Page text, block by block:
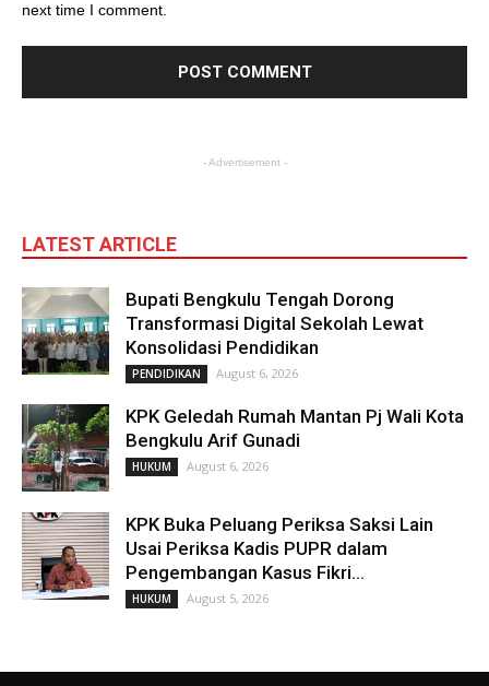
next time I comment.
- Advertisement -
LATEST ARTICLE
Bupati Bengkulu Tengah Dorong
Transformasi Digital Sekolah Lewat
Konsolidasi Pendidikan
PENDIDIKAN August 6, 2026
KPK Geledah Rumah Mantan Pj Wali Kota
Bengkulu Arif Gunadi
HUKUM August 6, 2026
KPK Buka Peluang Periksa Saksi Lain
Usai Periksa Kadis PUPR dalam
Pengembangan Kasus Fikri...
HUKUM August 5, 2026